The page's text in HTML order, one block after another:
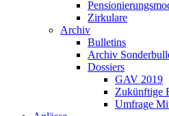
Zirkulare
Archiv
Bulletins
Archiv
Dossiers
GAV 2019
Zukünftige
Umfrage